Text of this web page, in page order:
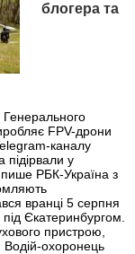
блогера та
Генерального
FPV-дрони
каналу
у
РБК-Україна з
вранці 5 серпня
Єкатеринбургом.
пристрою,
Водій-охоронець